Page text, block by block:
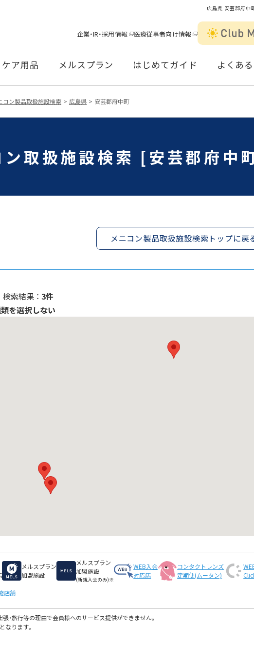
広島県 安芸郡府中
企業・IR・採用情報 医療従事者向け情報
ケア用品 メルスプラン はじめてガイド よくあ
コン製品取扱施設検索 広島県 安芸郡府中町
ン取扱施設検索 [安芸郡府中
メニコン製品取扱施設検索トップに戻
検索結果 ： 3件
を選択しない
メルスプラン
加盟施設
メルスプラン
加盟施設
(新規入会のみ)※
WEB入会
対応店
コンタクトレンズ
定期便(ムータン)
店舗
張・旅行等の理由で会員様へのサービス提供ができません。
なります。